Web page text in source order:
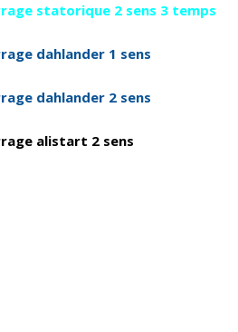
statorique 2